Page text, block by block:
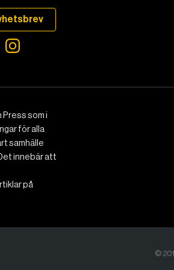
som i
för alla
samhälle
innebär att
på
©